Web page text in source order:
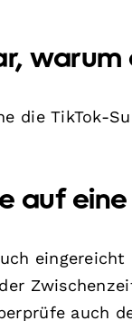
die TikTok-
auf
auch